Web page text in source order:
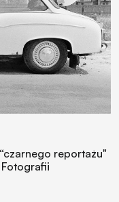
reportażu"